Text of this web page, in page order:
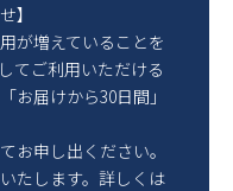
】
が増えていることを
てご利用いただける
お届けから30日間」
お申し出ください。
たします。詳しくは